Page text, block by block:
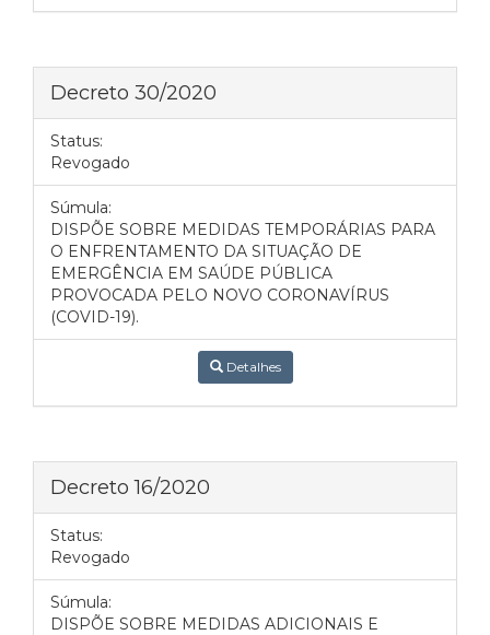
Decreto 30/2020
Status:
Revogado
Súmula:
DISPÕE SOBRE MEDIDAS TEMPORÁRIAS PARA
O ENFRENTAMENTO DA SITUAÇÃO DE
EMERGÊNCIA EM SAÚDE PÚBLICA
PROVOCADA PELO NOVO CORONAVÍRUS
(COVID-19).
Detalhes
Decreto 16/2020
Status:
Revogado
Súmula:
DISPÕE SOBRE MEDIDAS ADICIONAIS E